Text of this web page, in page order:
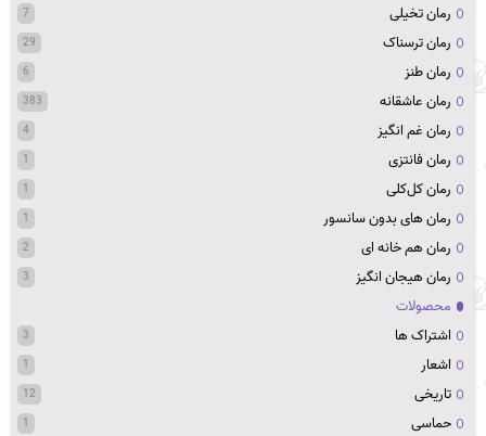
رمان تخیلی 7
رمان ترسناک 29
رمان طنز 6
رمان عاشقانه 383
رمان غم انگیز 4
رمان فانتزی 1
رمان کل‌کلی 1
رمان های بدون سانسور 1
رمان هم خانه ای 2
رمان هیجان انگیز 3
محصولات
اشتراک ها
3
اشعار 1
تاریخی 12
حماسی 1